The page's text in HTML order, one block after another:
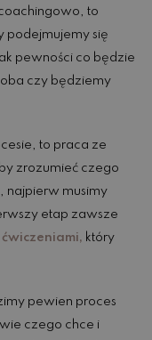
to
podejmujemy się
pewności co będzie
czy będziemy
to praca ze
zrozumieć czego
najpierw musimy
etap zawsze
który
pewien proces
czego chce i